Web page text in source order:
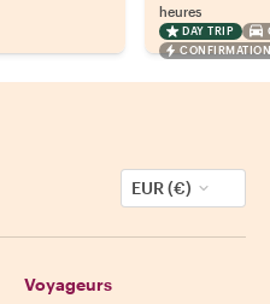
heures
DAY TRIP
EUR (€)
Voyageurs